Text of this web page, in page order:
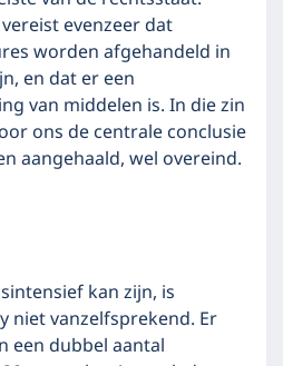
evenzeer dat
worden afgehandeld in
en dat er een
van middelen is. In die zin
ons de centrale conclusie
aangehaald, wel overeind.
kan zijn, is
niet vanzelfsprekend. Er
een dubbel aantal